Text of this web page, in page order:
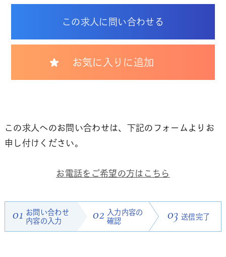
この求人に問い合わせる
お気に入りに追加
この求人へのお問い合わせは、下記のフォームよりお
申し付けください。
お電話をご希望の方はこちら
01 お問い合わせ
内容の入力
02 入力内容の
確認
03 送信完了